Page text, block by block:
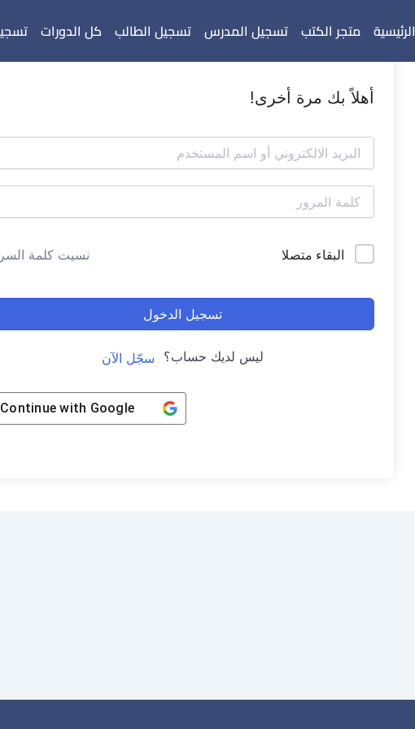
الرئيسية متجر الكتب تسجيل المدرس تسجيل الطالب كل الدورات
أهلاً بك مرة أخرى!
البقاء متصلا نسيت كلمة
تسجيل الدخول
ليس لديك حساب؟ سجّل الآن
Continue with Google